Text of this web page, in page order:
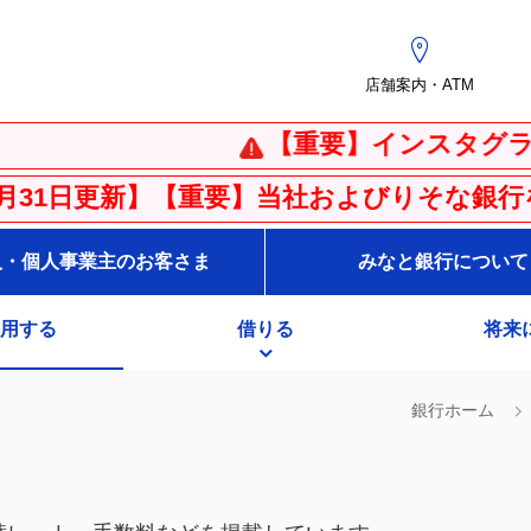
店舗案内・ATM
【重要】インスタグラムの偽
要】当社およびりそな銀行を騙った不審
個人事業主のお客さま みなと銀行について
する 借りる 将来
銀行ホーム